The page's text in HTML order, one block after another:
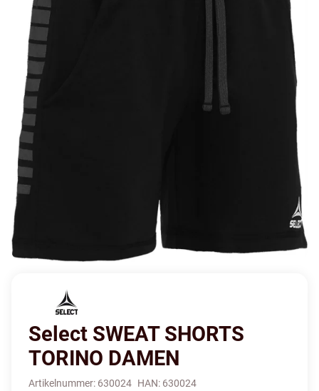
Select SWEAT SHORTS
TORINO DAMEN
Artikelnummer: 630024 HAN: 630024